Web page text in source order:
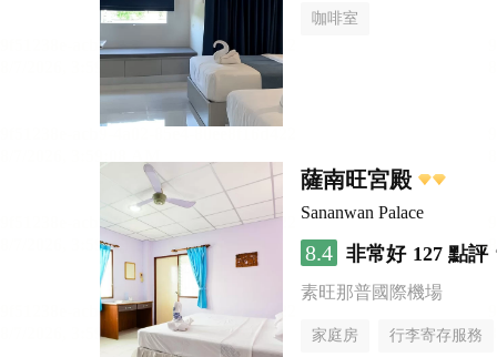
咖啡室
薩南旺宮殿
Sananwan Palace
8.4 非常好 127 點評
素旺那普國際機場
家庭房 行李寄存服務